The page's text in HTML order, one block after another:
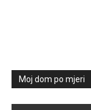
Moj dom po mjeri